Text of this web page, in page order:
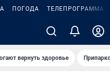
ПОГОДА ТЕЛЕПРОГРАММА
вернуть здоровье